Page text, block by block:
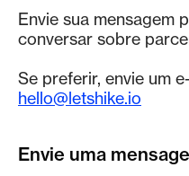
Envie sua mensagem
conversar sobre
Se preferir, envie um
hello@letshike.io
Envie uma